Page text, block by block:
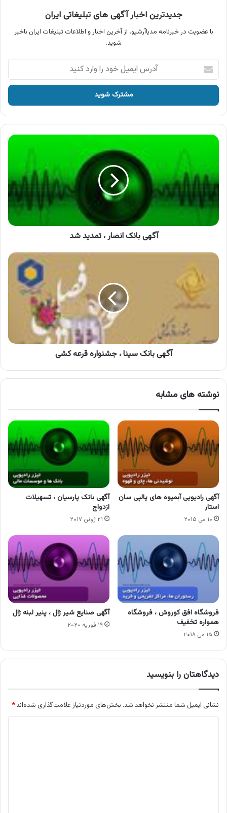
جدیدترین اخبار آگهی های تبلیغاتی ایران
با عضویت در خبرنامه مدیاآرشیو، از آخرین اخبار و اطلاعات تبلیغات ایران باخبر
شوید.
آدرس
ایمیل
خود
وارد
کنید
آگهی
تمدید
شد
آگهی بانک انصار ، تمدید شد
آگهی
جشنواره
قرعه
آگهی بانک سینا ، جشنواره قرعه کشی
نوشته های مشابه
آگهی رادیویی آبمیوه های پالپی سان
استار
۱۰ می ۲۰۱۵
آگهی بانک پارسیان ، تسهیلات
ازدواج
۲۱ ژوئن ۲۰۱۷
فروشگاه افق کوروش ، فروشگاه
همواره تخفیف
۱۵ می ۲۰۱۸
آگهی صنایع شیر ژال ، پنیر لبنه ژال
۱۹ فوریه ۲۰۲۰
دیدگاهتان را بنویسید
نشانی ایمیل شما منتشر نخواهد شد. بخش‌های موردنیاز علامت‌گذاری شده‌اند*